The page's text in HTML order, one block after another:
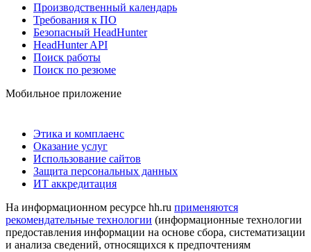
Производственный календарь
Требования к ПО
Безопасный HeadHunter
HeadHunter API
Поиск работы
Поиск по резюме
Мобильное приложение
Этика и комплаенс
Оказание услуг
Использование сайтов
Защита персональных данных
ИТ аккредитация
На информационном ресурсе hh.ru применяются
рекомендательные технологии (информационные технологии
предоставления информации на основе сбора, систематизации
и анализа сведений, относящихся к предпочтениям